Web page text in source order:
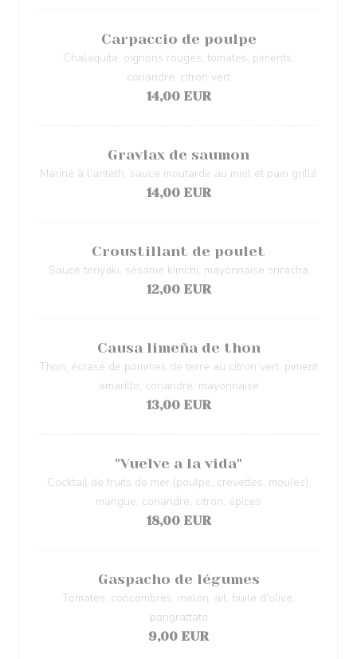
Carpaccio de poulpe
Chalaquita, oignons rouges, tomates, piments,
coriandre, citron vert
14,00 EUR
Gravlax de saumon
Mariné à l'anteth, sauce moutarde au miel et pain grillé
14,00 EUR
Croustillant de poulet
Sauce teriyaki, sésame kimchi, mayonnaise sriracha
12,00 EUR
Causa limeña de thon
Thon, écrasé de pommes de terre au citron vert, piment
amarillo, coriandre, mayonnaise
13,00 EUR
"Vuelve a la vida"
Cocktail de fruits de mer (poulpe, crevettes, moules),
mangue, coriandre, citron, épices
18,00 EUR
Gaspacho de légumes
Tomates, concombres, melon, ail, huile d'olive,
pangrattato
9,00 EUR